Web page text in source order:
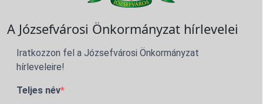
A Józsefvárosi Önkormányzat hírlevelei
Iratkozzon fel a Józsefvárosi Önkormányzat
hírleveleire!
Teljes név